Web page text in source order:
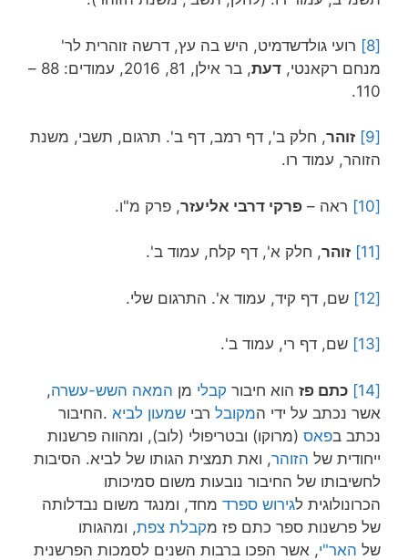
[8]
רועי גולדשדמיט, היש בה עץ, דרשה זוהרית לר'
מנחם רקאנטי, דעת
, בר אילן, 81, 2016, עמודים: 88 –
110.
[9] זוהר, חלק ב', דף רמב, דף ב'. תרגום, תשבי, משנת
הזוהר, עמוד רו.
[10] ראה – פרקי דרבי אליעזר, פרק מ"ו.
[11] זוהר, חלק א', דף קלח, עמוד ב'.
[12] שם, דף קיד, עמוד א'. התרגום שלי.
[13] שם, דף רי, עמוד ב'.
[14] כתם פז הוא חיבור קבלי מן המאה השש-עשרה,
אשר נכתב על ידי המקובל רבי שמעון לביא .החיבור
נכתב בפאס (מרוקו) ובטריפולי (לוב), ומהווה פרשנות
ייחודית של הזוהר, ואת תמצית הגותו של לביא. הסיבות
לחשיבותו של החיבור נובעות משום סמיכותו
הכרונולוגית לגירוש ספרד מחד, ומנגד משום נבדלותה
של פרשנות ספר כתם פז מקבלת צפת, ומהגותו
של האר"י, אשר הפכו ברבות השנים לסמכות הפרשנית